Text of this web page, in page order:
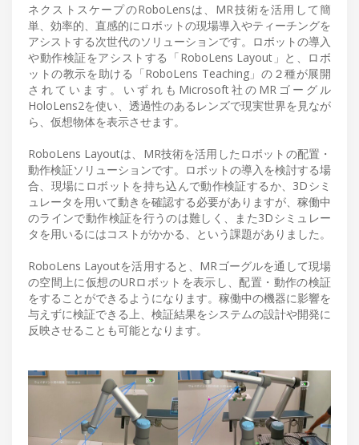
ネクストスケープのRoboLensは、MR技術を活用して簡
単、効率的、直感的にロボットの現場導入やティーチングを
アシストする次世代のソリューションです。ロボットの導入
や動作検証をアシストする「RoboLens Layout」と、ロボ
ットの教示を助ける「RoboLens Teaching」の２種が展開
されています。いずれもMicrosoft社のMRゴーグル
HoloLens2を使い、透過性のあるレンズで現実世界を見なが
ら、仮想物体を表示させます。
RoboLens Layoutは、MR技術を活用したロボットの配置・
動作検証ソリューションです。ロボットの導入を検討する場
合、現場にロボットを持ち込んで動作検証するか、3Dシミ
ュレータを用いて動きを確認する必要がありますが、稼働中
のラインで動作検証を行うのは難しく、また3Dシミュレー
タを用いるにはコストがかかる、という課題がありました。
RoboLens Layoutを活用すると、MRゴーグルを通して現場
の空間上に仮想のURロボットを表示し、配置・動作の検証
をすることができるようになります。稼働中の機器に影響を
与えずに検証できる上、検証結果をシステムの設計や開発に
反映させることも可能となります。